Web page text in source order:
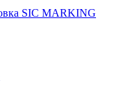
SIC MARKING